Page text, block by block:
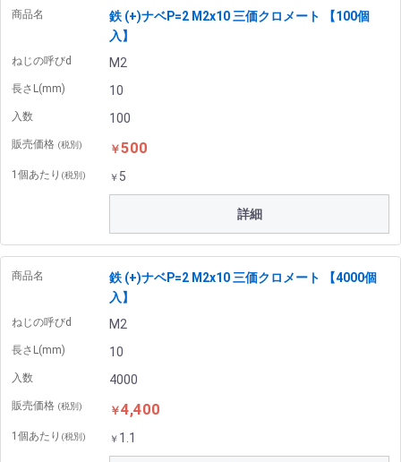
商品名
鉄 (+)ナベP=2 M2x10 三価クロメート 【100個
入】
ねじの呼びd M2
長さL(mm) 10
入数 100
販売価格 (税別) ￥500
1個あたり (税別) ￥ 5
詳細
商品名
鉄 (+)ナベP=2 M2x10 三価クロメート 【4000個
入】
ねじの呼びd M2
長さL(mm) 10
入数 4000
販売価格 (税別) ￥4,400
1個あたり (税別) ￥ 1.1